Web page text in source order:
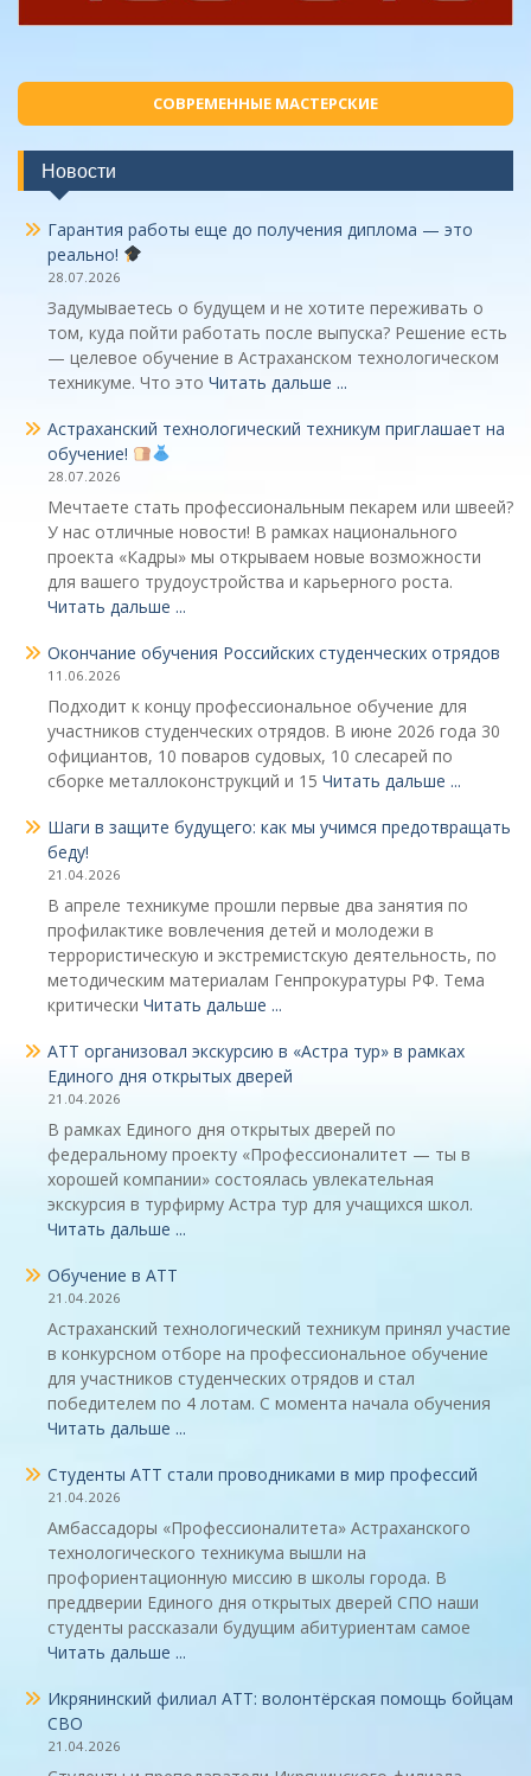
СОВРЕМЕННЫЕ МАСТЕРСКИЕ
Новости
Гарантия работы еще до получения диплома — это
реально!
28.07.2026
Задумываетесь о будущем и не хотите переживать о
том, куда пойти работать после выпуска? Решение есть
— целевое обучение в Астраханском технологическом
техникуме. Что это Читать дальше ...
Астраханский технологический техникум приглашает на
обучение!
28.07.2026
Мечтаете стать профессиональным пекарем или швеей?
У нас отличные новости! В рамках национального
проекта «Кадры» мы открываем новые возможности
для вашего трудоустройства и карьерного роста.
Читать дальше ...
Окончание обучения Российских студенческих отрядов
11.06.2026
Подходит к концу профессиональное обучение для
участников студенческих отрядов. В июне 2026 года 30
официантов, 10 поваров судовых, 10 слесарей по
сборке металлоконструкций и 15 Читать дальше ...
Шаги в защите будущего: как мы учимся предотвращать
беду!
21.04.2026
В апреле техникуме прошли первые два занятия по
профилактике вовлечения детей и молодежи в
террористическую и экстремистскую деятельность, по
методическим материалам Генпрокуратуры РФ. Тема
критически Читать дальше ...
АТТ организовал экскурсию в «Астра тур» в рамках
Единого дня открытых дверей
21.04.2026
В рамках Единого дня открытых дверей по
федеральному проекту «Профессионалитет — ты в
хорошей компании» состоялась увлекательная
экскурсия в турфирму Астра тур для учащихся школ.
Читать дальше ...
Обучение в АТТ
21.04.2026
Астраханский технологический техникум принял участие
в конкурсном отборе на профессиональное обучение
для участников студенческих отрядов и стал
победителем по 4 лотам. С момента начала обучения
Читать дальше ...
Студенты АТТ стали проводниками в мир профессий
21.04.2026
Амбассадоры «Профессионалитета» Астраханского
технологического техникума вышли на
профориентационную миссию в школы города. В
преддверии Единого дня открытых дверей СПО наши
студенты рассказали будущим абитуриентам самое
Читать дальше ...
Икрянинский филиал АТТ: волонтёрская помощь бойцам
СВО
21.04.2026